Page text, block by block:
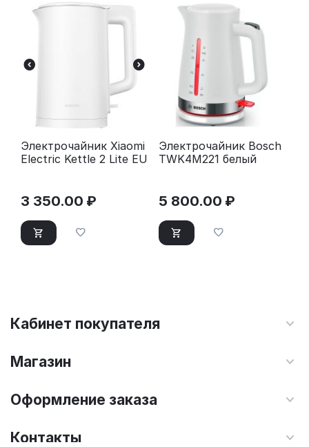
Электрочайник Xiaomi
Electric Kettle 2 Lite EU
3 350.00 ₽
Электрочайник Bosch
TWK4M221 белый
5 800.00 ₽
Кабинет покупателя
Магазин
Оформление заказа
Контакты